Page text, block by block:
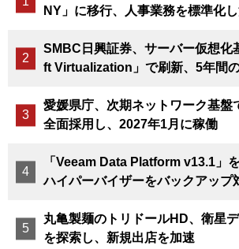
NY」に移行、人事業務を標準化
SMBC日興証券、サーバー仮想化
ft Virtualization」で刷新、5年間
愛媛県庁、次期ネットワーク基盤
全面採用し、2027年1月に稼働
「Veeam Data Platform v13.1」
ハイパーバイザーをバックアップ
丸亀製麺のトリドールHD、衛星
を探索し、新規出店を加速